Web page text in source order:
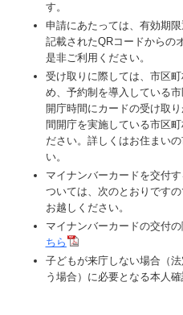
す。
申請にあたっては、有効期
記載されたQRコードからの
是非ご利用ください。
受け取りに際しては、市区
め、予約制を導入している
開庁時間にカードの受け取
間開庁を実施している市区
ださい。詳しくはお住まい
い。
マイナンバーカードを交付
ついては、次のとおりです
お越しください。
マイナンバーカードの交付
ちら
子どもが来庁しない場合（
う場合）に必要となる本人